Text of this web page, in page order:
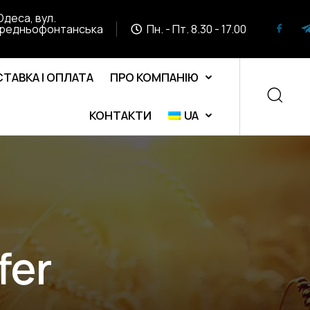
вул.
Пн. - Пт. 8.30 - 17.00
І ОПЛАТА ПРО КОМПАНІЮ
КОНТАКТИ UA